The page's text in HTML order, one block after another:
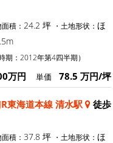
面積： 24.2 坪 ・土地形状： ほ
期：2012年第4四半期）
万円 単価 78.5 万円/坪
東海道本線 清水駅
徒歩
面積： 37.8 坪 ・土地形状： ほ